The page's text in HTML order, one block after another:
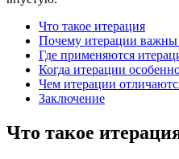
Что такое итерация
Почему итерации важны
Где применяются
Когда итерации
Чем итерации
Заключение
Что такое